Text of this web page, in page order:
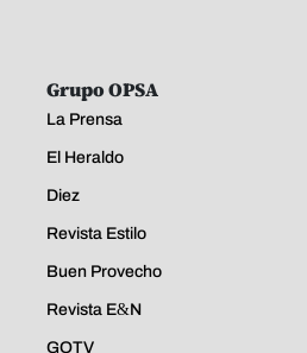
Grupo OPSA
La Prensa
El Heraldo
Diez
Revista Estilo
Buen Provecho
Revista E&N
GOTV